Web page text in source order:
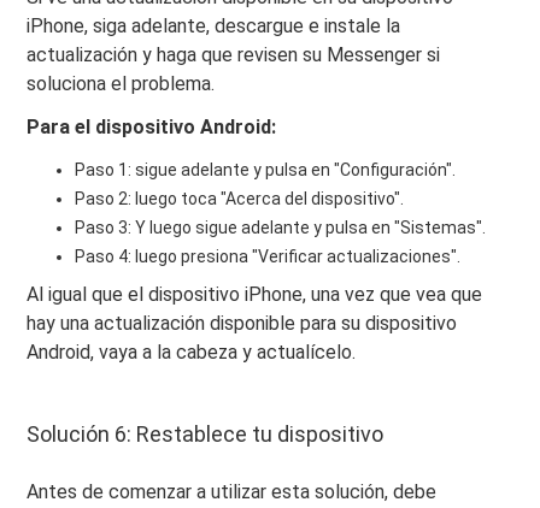
iPhone, siga adelante, descargue e instale la
actualización y haga que revisen su Messenger si
soluciona el problema.
Para el dispositivo Android:
Paso 1: sigue adelante y pulsa en "Configuración".
Paso 2: luego toca "Acerca del dispositivo".
Paso 3: Y luego sigue adelante y pulsa en "Sistemas".
Paso 4: luego presiona "Verificar actualizaciones".
Al igual que el dispositivo iPhone, una vez que vea que
hay una actualización disponible para su dispositivo
Android, vaya a la cabeza y actualícelo.
Solución 6: Restablece tu dispositivo
Antes de comenzar a utilizar esta solución, debe